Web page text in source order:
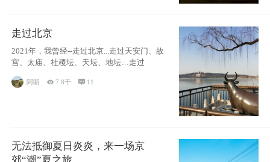
走过北京
2021年，我曾经--走过北京...走过天安门、故
宫、太庙、社稷坛、天坛、地坛…走过
阿眀 7.8千  11
无法抵御夏日炎炎，来一场京